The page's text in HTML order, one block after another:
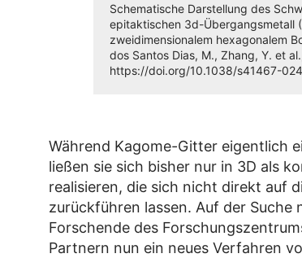
Schematische Darstellung des
epitaktischen 3d-Übergangsmetall
zweidimensionalem hexagonalem
dos Santos Dias, M., Zhang, Y. et
https://doi.org/10.1038/s41467-
Während Kagome-Gitter eigentlich
ließen sie sich bisher nur in 3D als
realisieren, die sich nicht direkt auf
zurückführen lassen. Auf der
Forschende des
Partnern nun ein neues Verfahren